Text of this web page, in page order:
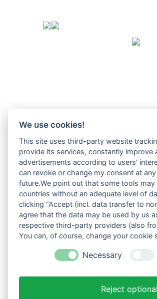
We use cookies!
This site uses third-party website
provide its services, constantly improve
advertisements according to users'
can revoke or change my consent at
future.We point out that some tools
countries without an adequate level of
clicking "Accept (incl. data transfer to
agree that the data may be used by us
respective third-party providers (also
You can, of course, change your cookie
Necessary
Reject optional